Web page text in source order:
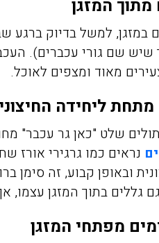
במזגן, למשל בדיוק ברגע
שיש שם גורי עכברים).
מאוד ומצפים לאוכל.
שלט "כאן גר עכבר"
נראים כמו גרגירי אורז
ובאופן קבוע, זה סימן
גללים בתוך המזגן